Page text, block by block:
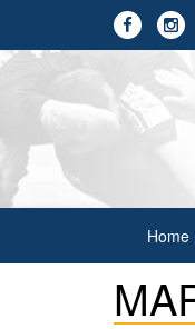
Home